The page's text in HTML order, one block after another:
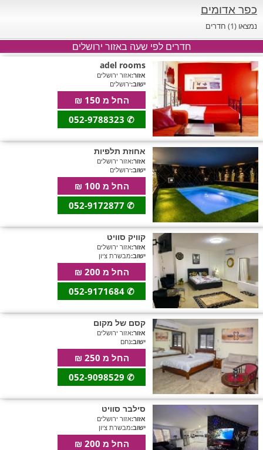
כפר אדומים
נמצאו (1) חדרים
חדרים לפי שעה באזור ירושלים
adel rooms
אזור:אזור ירושלים
ישוב:ירושלים
החל מ 150 ₪
✆
אחוזת תלפיות
אזור:אזור ירושלים
ישוב:ירושלים
החל מ 100 ₪
✆
קוויק סוויט
אזור:אזור ירושלים
ישוב:מבשרת ציון
החל מ 200 ₪
✆
קסם של מקום
אזור:אזור ירושלים
ישוב:נחם
החל מ 250 ₪
✆
סילבר סוויט
אזור:אזור ירושלים
ישוב:מבשרת ציון
החל מ 200 ₪